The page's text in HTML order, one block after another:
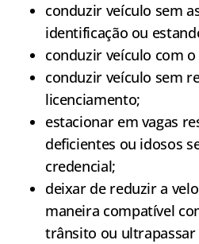
conduzir veículo sem
identificação ou
conduzir veículo com
conduzir veículo sem
licenciamento;
estacionar em vagas
deficientes ou idosos
credencial;
deixar de reduzir a
maneira compatível
trânsito ou ultrapassar